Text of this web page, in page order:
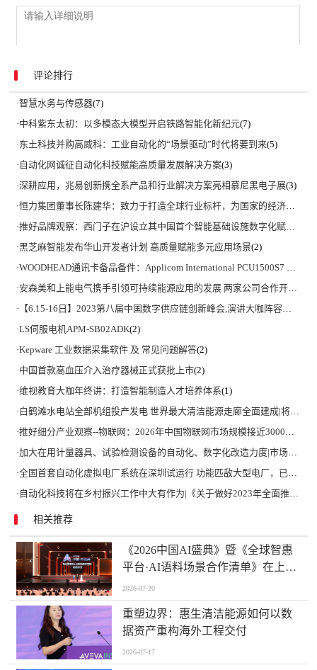
评论排行
·智慧水务与传感器(7)
·中科紫东太初：以多模态大模型开启铁路智能化新纪元(7)
·东土科技并购高威科：工业自动化的“场景驱动”时代将要到来(5)
· 自动化网诚征自动化科技赋能高质量发展解决方案(3)
·深耕应用，兆易创新携全系产品和行业解决方案亮相慕尼黑电子展(3)
·恒力集团董事长陈建华：致力于打造全球行业标杆，为国家的经济高质量发展贡献更大力量|上海电气集团党委书记、董事长吴磊来访
·推好品牌观察：西门子在沪设立其中国首个智能基础设施数字化赋能中心
·黑芝麻智能发布华山开发者计划 高质量赋能多元应用场景(2)
·WOODHEAD通讯卡备品备件：Applicom International PCU1500S7 PCU 1500 S7 V4.5.0
·安森美和上能电气携手引领可持续能源应用的发展 两家公司合作开发高性能储能和太阳能组串式逆变器方案 以实现可持续的未来
· 【6.15-16日】2023第八届中国数字供应链创新峰会,演讲大咖阵容官宣
·LS伺服电机APM-SB02ADK(2)
·Kepware 工业数据采集软件 及 常见问题解答(2)
·中国首款高血压介入治疗器械正式获批上市(2)
·维视教育大咖年终讲：打造智能制造人才培养体系(1)
·白鹤滩水电站全部机组投产发电 世界最大清洁能源走廊全面建成|将为建设新型能源体系、保障国家能源安全、实现“双碳”目标提供有力支撑
·推好细分产业观察--物联网：2026年中国物联网市场规模接近3000亿美元 智慧工厂、智慧城市、智慧电网等将占60%以上
·加大在用计量器具、试验检测设备的自动化、数字化改造力度|市场监管总局 工业和信息化部 关于促进企业计量能力提升的指导意见
·全国首套自动化虚拟电厂系统在深圳试运行 功能匹敌大型电厂，已入选国际典型案例
· 自动化科技将在乡村振兴工作中大有作为|《关于做好2023年全面推进乡村振兴重点工作的意见》发布
相关推荐
《2026中国AI盛典》暨《全球智惠
平台·AI语料场景合作清单》在上海
启动
2026-07-20
重塑边界：惠生清洁能源如何以数
据资产重构海外工程交付
2026-07-17